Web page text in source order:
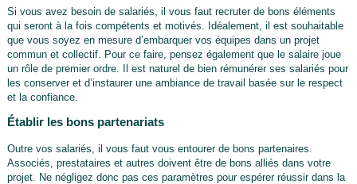
Si vous avez besoin de salariés, il vous faut recruter de bons éléments
qui seront à la fois compétents et motivés. Idéalement, il est souhaitable
que vous soyez en mesure d’embarquer vos équipes dans un projet
commun et collectif. Pour ce faire, pensez également que le salaire joue
un rôle de premier ordre. Il est naturel de bien rémunérer ses salariés pour
les conserver et d’instaurer une ambiance de travail basée sur le respect
et la confiance.
Établir les bons partenariats
Outre vos salariés, il vous faut vous entourer de bons partenaires.
Associés, prestataires et autres doivent être de bons alliés dans votre
projet. Ne négligez donc pas ces paramètres pour espérer réussir dans la